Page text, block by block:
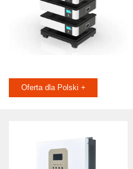
Oferta dla Polski +